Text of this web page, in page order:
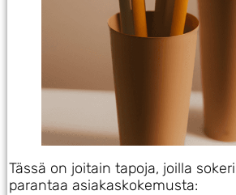
Tässä on joitain tapoja, joilla
parantaa asiakaskokemusta: